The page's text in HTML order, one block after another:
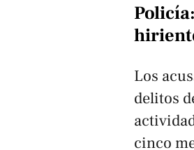
Los
delitos
cinco